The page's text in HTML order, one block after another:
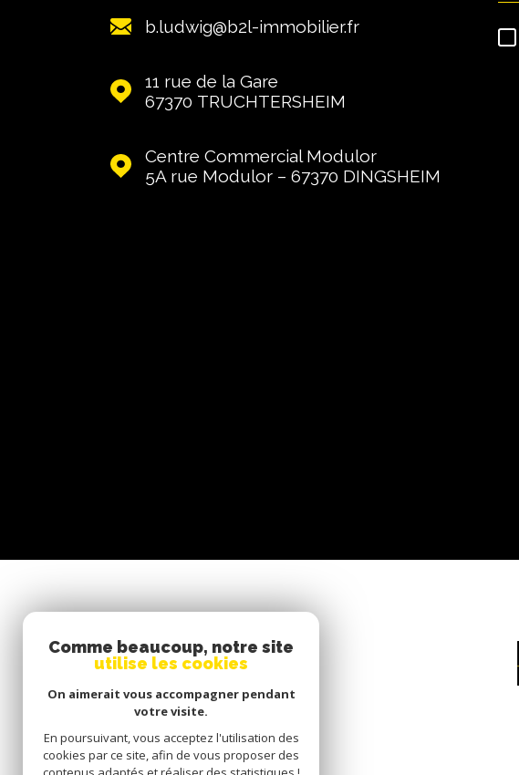
b.ludwig@b2l-immobilier.fr
11 rue de la Gare
67370
TRUCHTERSHEIM
Centre Commercial Modulor
5A rue Modulor – 67370
DINGSHEIM
Comme beaucoup, notre site
utilise les cookies
On aimerait vous accompagner pendant
votre visite.
En poursuivant, vous acceptez l'utilisation des
cookies par ce site, afin de vous proposer des